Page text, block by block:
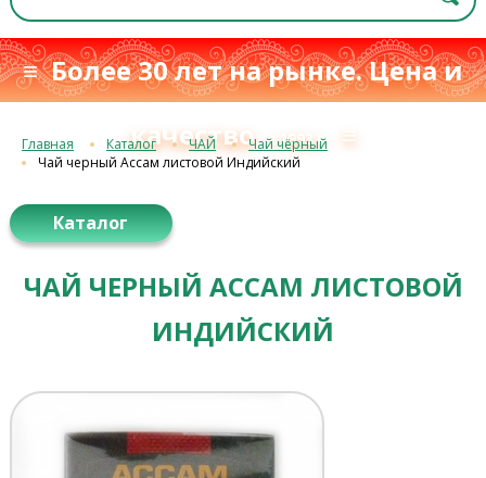
≡ Более 30 лет на рынке. Цена и
качествос 1993 г. ≡
Главная Каталог ЧАЙ
Чай чёрный
Чай черный Ассам листовой Индийский
Каталог
ЧАЙ ЧЕРНЫЙ АССАМ ЛИСТОВОЙ
ИНДИЙСКИЙ